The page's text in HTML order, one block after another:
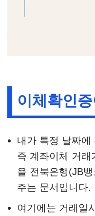
이체확인
내가 특정 날짜에
즉 계좌이체 거래
을 전북은행(JB
주는 문서입니다.
여기에는 거래일